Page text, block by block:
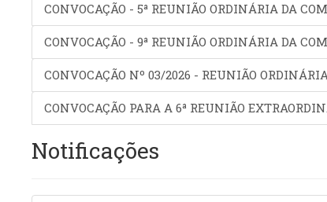
CONVOCAÇÃO - 5ª REUNIÃO ORDINÁRIA DA
CONVOCAÇÃO - 9ª REUNIÃO ORDINÁRIA DA
CONVOCAÇÃO Nº 03/2026 - REUNIÃO
CONVOCAÇÃO PARA A 6ª REUNIÃO
Notificações